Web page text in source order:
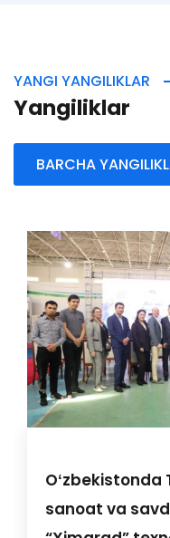
YANGI YANGILIKLAR
Yangiliklar
BARCHA
sanoat va